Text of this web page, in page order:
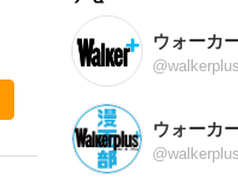
ウォーカ
ウォーカ